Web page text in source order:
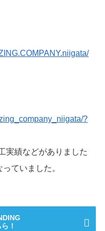
?
実績などがありました
ていました。
！